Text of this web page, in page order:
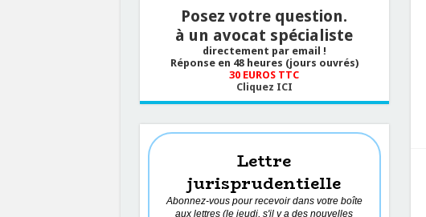
Posez votre question.
à un avocat spécialiste
directement par email !
Réponse en 48 heures (jours ouvrés)
30 EUROS TTC
Cliquez ICI
Lettre
jurisprudentielle
Abonnez-vous pour recevoir dans votre boîte
aux lettres (le jeudi, s'il y a des nouvelles